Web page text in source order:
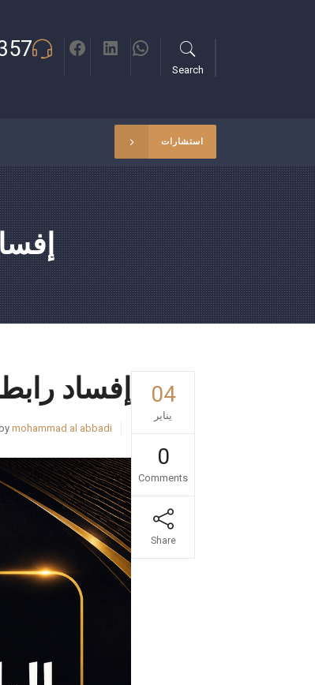
Search
استشارات
04
يناير
0
Comments
Share
إفساد
mohammad al abbadi